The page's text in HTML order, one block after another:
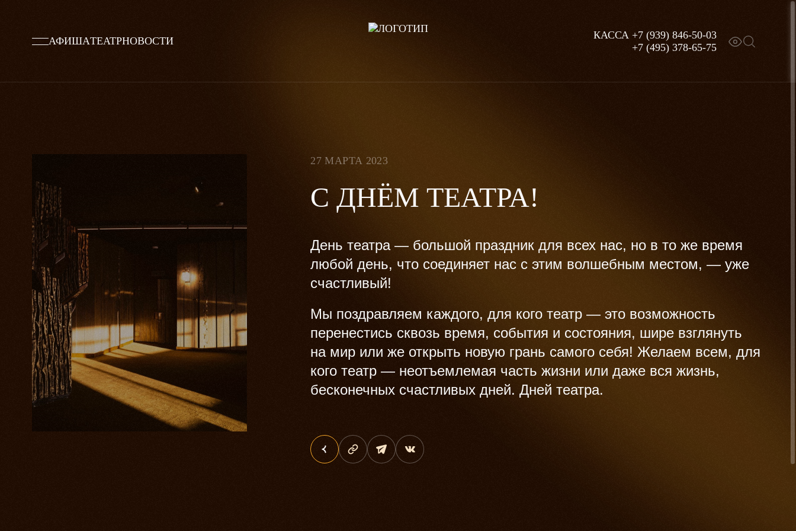
АФИШАТЕАТРНОВОСТИ
КАССА +7 (939) 846-50-03
+7 (495) 378-65-75
27 МАРТА 2023
С ДНЁМ ТЕАТРА!
День театра — большой праздник для всех нас, но в то же время
любой день, что соединяет нас с этим волшебным местом, — уже
счастливый!
Мы поздравляем каждого, для кого театр — это возможность
перенестись сквозь время, события и состояния, шире взглянуть
на мир или же открыть новую грань самого себя! Желаем всем, для
кого театр — неотъемлемая часть жизни или даже вся жизнь,
бесконечных счастливых дней. Дней театра.